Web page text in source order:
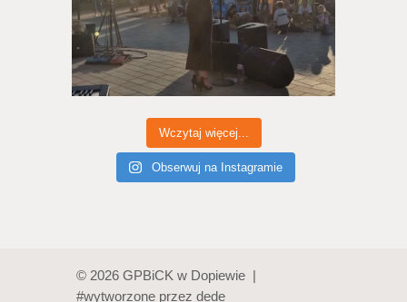
Wczytaj więcej...
Obserwuj na Instagramie
© 2026 GPBiCK w Dopiewie |
#wytworzone przez dede